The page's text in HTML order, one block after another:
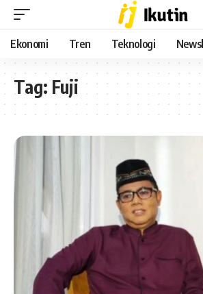
Ekonomi Tren Teknologi
Tag: Fuji